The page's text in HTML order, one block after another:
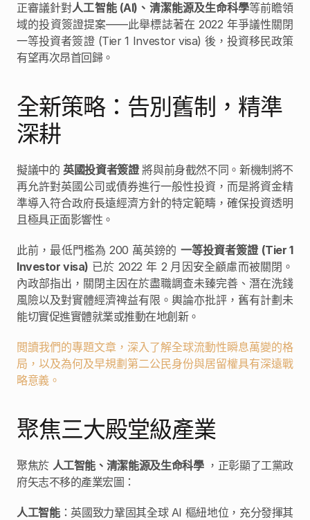
正審議針對人工智能 (AI)、清潔能源及生命科學等前瞻領
域的投資簽證提案——此舉標誌著在 2022 年爭議性關閉
一等投資者簽證 (Tier 1 Investor visa) 後，投資移民政策
有望再次昂首回歸。
全新策略：告別舊制，精準
深耕
擬議中的 英國投資者簽證 將與前身截然不同。新機制將不
再允許對英國公司或債券進行一般性投資，而是將資金精
準導入符合政府長遠經濟方針的特定範疇，確保投資透明
且極具正面影響性。
此前，最低門檻為 200 萬英鎊的 一等投資者簽證 (Tier 1
Investor visa) 已於 2022 年 2 月因安全顧慮而被關閉。
內政部指出，關閉主因在於盡職調查未臻完善、潛在洗錢
風險以及對實體經濟禆益有限。輿論亦批評，舊有計劃未
能切實促進實體就業或推動在地創新。
閲讀我們的專題文章，深入了解全球流動性瞬息萬變的格
局，以及為何及早規劃第二公民身份與居留權具有深遠戰
略意義。
聚焦三大殿堂級產業
聚焦於 人工智能、清潔能源及生命科學 ，正彰顯了工黨政
府矢志不移的產業宏圖：
人工智能：英國致力鞏固其全球 AI 樞紐地位，充分發揮其